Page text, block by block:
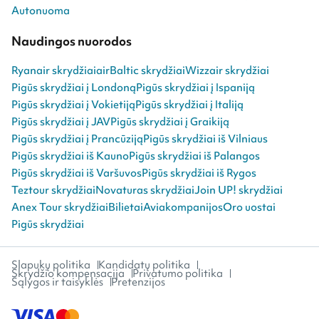
Autonuoma
Naudingos nuorodos
Ryanair skrydžiaiairBaltic skrydžiaiWizzair skrydžiai
Pigūs skrydžiai į LondonąPigūs skrydžiai į Ispaniją
Pigūs skrydžiai į VokietijąPigūs skrydžiai į Italiją
Pigūs skrydžiai į JAVPigūs skrydžiai į Graikiją
Pigūs skrydžiai į PrancūzijąPigūs skrydžiai iš Vilniaus
Pigūs skrydžiai iš KaunoPigūs skrydžiai iš Palangos
Pigūs skrydžiai iš VaršuvosPigūs skrydžiai iš Rygos
Teztour skrydžiaiNovaturas skrydžiaiJoin UP! skrydžiai
Anex Tour skrydžiaiBilietaiAviakompanijosOro uostai
Pigūs skrydžiai
Slapukų politika Kandidatų politika
Skrydžio kompensacija Privatumo politika
Sąlygos ir taisyklės Pretenzijos